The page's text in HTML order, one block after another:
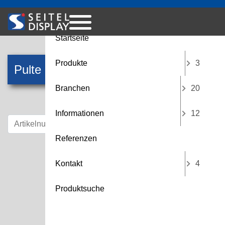
Pulte
Startseite
Produkte 3
Branchen 20
Informationen 12
Referenzen
Kontakt 4
Produktsuche